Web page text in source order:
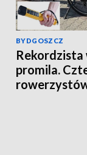
BYDGOSZCZ
Rekordzista
promila.